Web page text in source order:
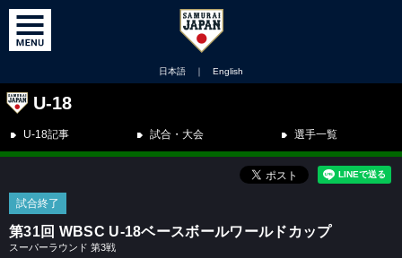
日本語 ｜ English
U-18
U-18記事 試合・大会 選手一覧
試合終了
第31回 WBSC U-18ベースボールワールドカップ
スーパーラウンド 第3戦